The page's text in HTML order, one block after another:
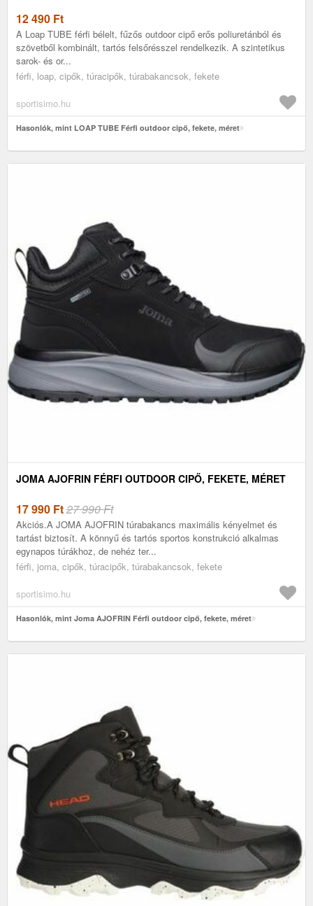
12 490 Ft
A Loap TUBE férfi bélelt, fűzős outdoor cipő erős poliuretánból és
szövetből kombinált, tartós felsőrésszel rendelkezik. A szintetikus
sarok- és or...
férfi, loap, cipők, túracipők, túrabakancsok, fekete
sportisimo.hu
Hasonlók, mint LOAP TUBE Férfi outdoor cipő, fekete, méret
JOMA AJOFRIN FÉRFI OUTDOOR CIPŐ, FEKETE, MÉRET
17 990 Ft27 990 Ft
Akciós.A JOMA AJOFRIN túrabakancs maximális kényelmet és
tartást biztosít. A könnyű és tartós sportos konstrukció alkalmas
egynapos túrákhoz, de nehéz ter...
férfi, joma, cipők, túracipők, túrabakancsok, fekete
sportisimo.hu
Hasonlók, mint Joma AJOFRIN Férfi outdoor cipő, fekete, méret